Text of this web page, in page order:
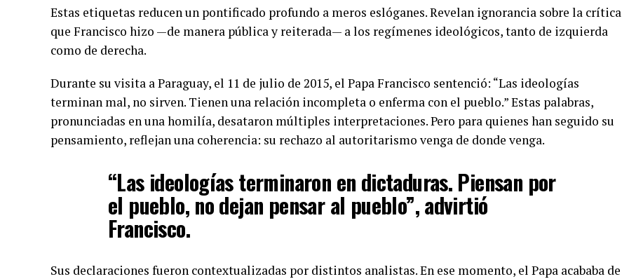
Estas etiquetas reducen un pontificado profundo a meros eslóganes. Revelan ignorancia sobre la crítica
que Francisco hizo —de manera pública y reiterada— a los regímenes ideológicos, tanto de izquierda
como de derecha.
Durante su visita a Paraguay, el 11 de julio de 2015, el Papa Francisco sentenció: “Las ideologías
terminan mal, no sirven. Tienen una relación incompleta o enferma con el pueblo.” Estas palabras,
pronunciadas en una homilía, desataron múltiples interpretaciones. Pero para quienes han seguido su
pensamiento, reflejan una coherencia: su rechazo al autoritarismo venga de donde venga.
“Las ideologías terminaron en dictaduras. Piensan por
el pueblo, no dejan pensar al pueblo”, advirtió
Francisco.
Sus declaraciones fueron contextualizadas por distintos analistas. En ese momento, el Papa acababa de